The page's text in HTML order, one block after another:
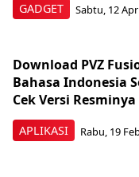
GADGET Sabtu, 12
APLIKASI
Download PVZ
Bahasa Indonesia
Cek Versi Resminya
Rabu, 19